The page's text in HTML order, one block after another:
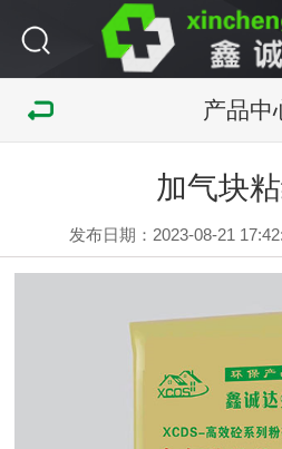
产品中
加气块
发布日期：2023-08-21